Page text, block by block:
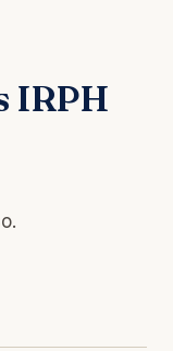
IRPH